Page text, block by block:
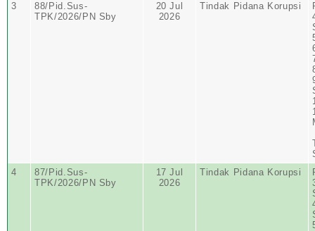
3
88/Pid.Sus-
TPK/2026/PN Sby
20 Jul
2026
Tindak Pidana Korupsi
4
87/Pid.Sus-
TPK/2026/PN Sby
17 Jul
2026
Tindak Pidana Korupsi